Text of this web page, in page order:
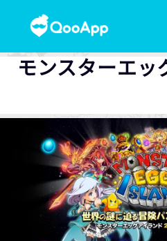
モンスターエッ